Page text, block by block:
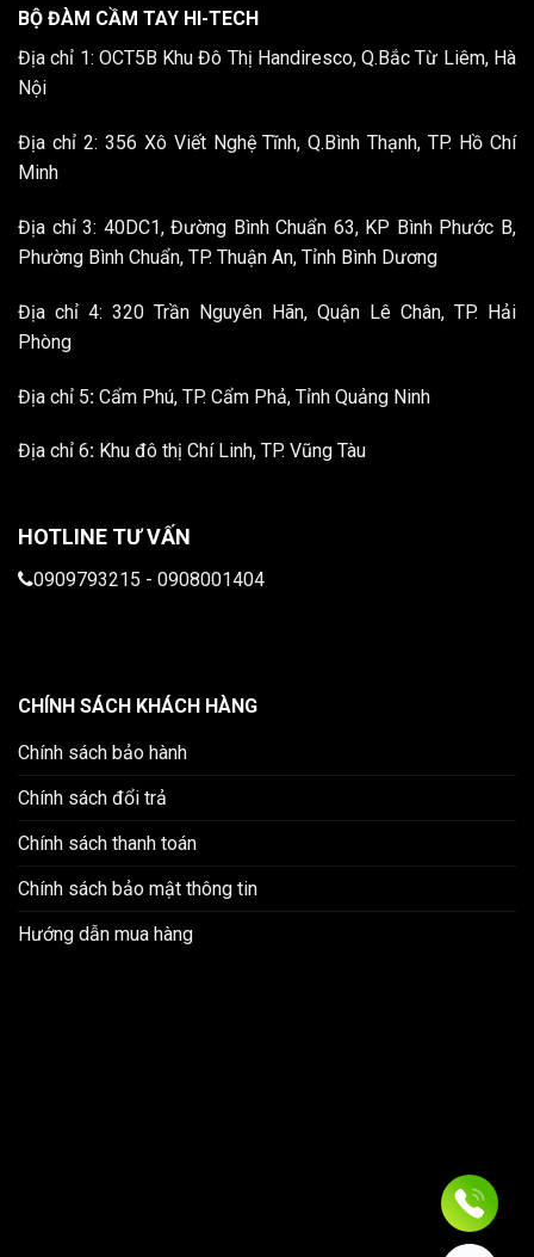
BỘ ĐÀM CẦM TAY HI-TECH
Địa chỉ 1: OCT5B Khu Đô Thị Handiresco, Q.Bắc Từ Liêm, Hà
Nội
Địa chỉ 2: 356 Xô Viết Nghệ Tĩnh, Q.Bình Thạnh, TP. Hồ Chí
Minh
Địa chỉ 3: 40DC1, Đường Bình Chuẩn 63, KP Bình Phước B,
Phường Bình Chuẩn, TP. Thuận An, Tỉnh Bình Dương
Địa chỉ 4: 320 Trần Nguyên Hãn, Quận Lê Chân, TP. Hải
Phòng
Địa chỉ 5: Cẩm Phú, TP. Cẩm Phả, Tỉnh Quảng Ninh
Địa chỉ 6: Khu đô thị Chí Linh, TP. Vũng Tàu
HOTLINE TƯ VẤN
0909793215 - 0908001404
CHÍNH SÁCH KHÁCH HÀNG
Chính sách bảo hành
Chính sách đổi trả
Chính sách thanh toán
Chính sách bảo mật thông tin
Hướng dẫn mua hàng